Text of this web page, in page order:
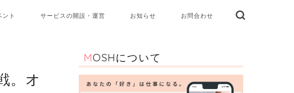
ト サービスの開設・運営 お知らせ お問合わせ
。オ
MOSHについて